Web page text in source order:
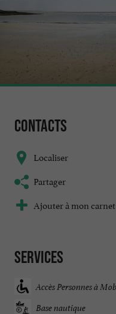
Contacts
Localiser
Partager
Ajouter à mon
Services
Accès Personnes à
Base nautique